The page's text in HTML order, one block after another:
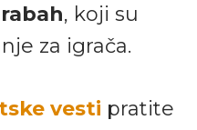
, koji su
za igrača.
vesti pratite